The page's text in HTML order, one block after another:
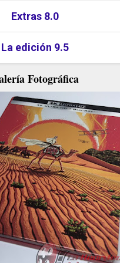
Extras 8.0
La edición 9.5
Fotográfica